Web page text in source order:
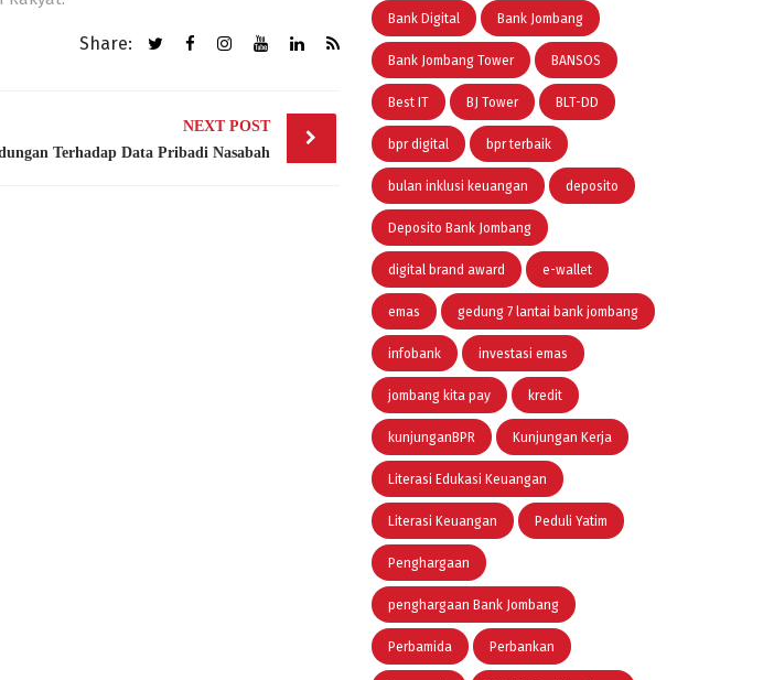
Share:
NEXT POST
Terhadap Data Pribadi Nasabah
Bank Digital Bank Jombang
Bank Jombang Tower BANSOS
Best IT BJ Tower BLT-DD
bpr digital bpr terbaik
bulan inklusi keuangan deposito
Deposito Bank Jombang
digital brand award e-wallet
emas gedung 7 lantai bank jombang
infobank investasi emas
jombang kita pay kredit
kunjunganBPR Kunjungan Kerja
Literasi Edukasi Keuangan
Literasi Keuangan Peduli Yatim
Penghargaan
penghargaan Bank Jombang
Perbamida Perbankan